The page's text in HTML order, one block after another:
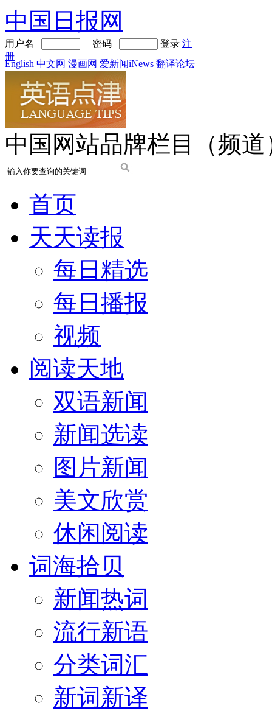
中国日报网
用户名 密码 登录 注
册
English 中文网 漫画网 爱新闻iNews 翻译论坛
中国网站品牌栏目（频道
首页
天天读报
每日精选
每日播报
视频
阅读天地
双语新闻
新闻选读
图片新闻
美文欣赏
休闲阅读
词海拾贝
新闻热词
流行新语
分类词汇
新词新译